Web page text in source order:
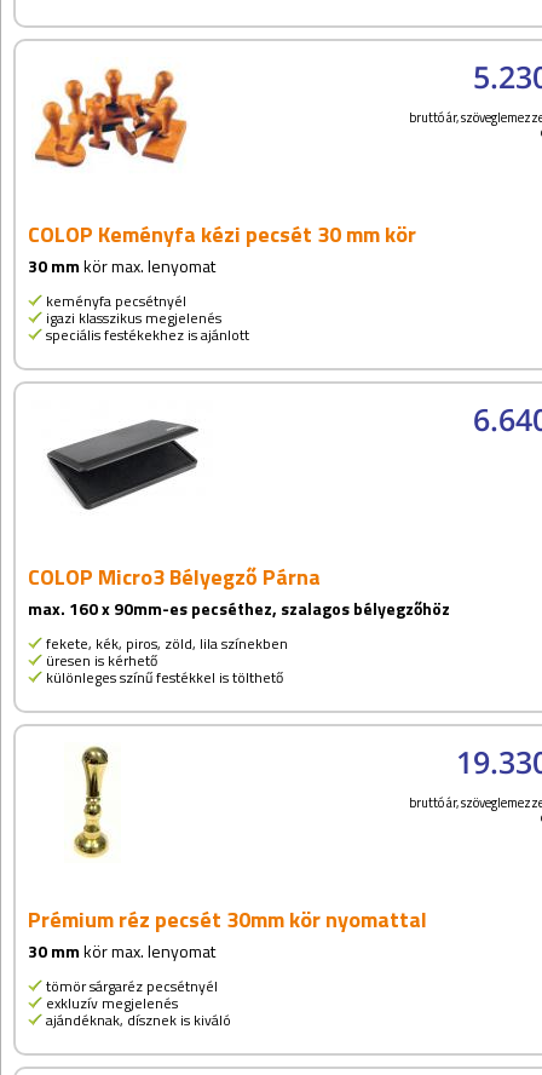
bruttó ár,
COLOP Keményfa kézi pecsét 30 mm kör
30 mmkör max. lenyomat
keményfa pecsétnyél
igazi klasszikus megjelenés
speciális festékekhez is ajánlott
COLOP Micro3 Bélyegző Párna
max. 160 x 90mm-es pecséthez, szalagos bélyegzőhöz
fekete, kék, piros, zöld, lila színekben
üresen is kérhető
különleges színű festékkel is tölthető
bruttó ár,
Prémium réz pecsét 30mm kör nyomattal
30 mmkör max. lenyomat
tömör sárgaréz pecsétnyél
exkluzív megjelenés
ajándéknak, dísznek is kiváló